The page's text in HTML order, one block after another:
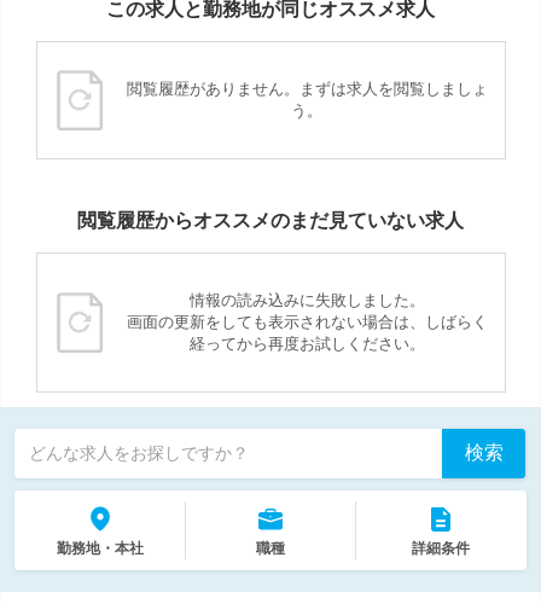
この求人と勤務地が同じオススメ求人
閲覧履歴がありません。まずは求人を閲覧しましょ
う。
閲覧履歴からオススメのまだ見ていない求人
情報の読み込みに失敗しました。
画面の更新をしても表示されない場合は、しばらく
経ってから再度お試しください。
どんな求人をお探しですか？ 検索
勤務地・本社 職種 詳細条件